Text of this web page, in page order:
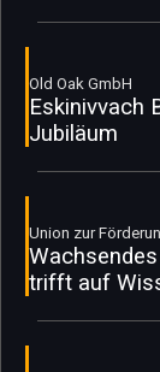
Old Oak GmbH
Eskinivvach
Jubiläum
Union zur
trifft auf